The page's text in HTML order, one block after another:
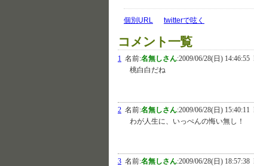
個別URL twitterで呟く
コメント一覧
1 名前:名無しさん:2009/06/28(日) 14:46:55
桃白白だね
2 名前:名無しさん:2009/06/28(日) 15:40:11
わが人生に、いっぺんの悔い無し！
3 名前:名無しさん:2009/06/28(日) 18:57:38